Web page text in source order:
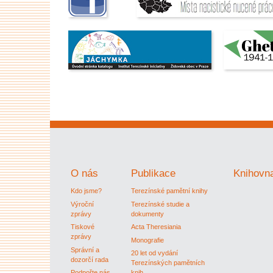
O nás
Kdo jsme?
Výroční
zprávy
Tiskové
zprávy
Správní a
dozorčí rada
Publikace
Terezínské pamětní knihy
Terezínské studie a
dokumenty
Acta Theresiania
Monografie
20 let od vydání
Terezínských pamětních